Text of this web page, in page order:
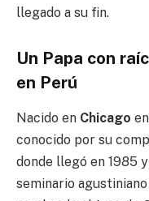
llegado a su fin.
Un Papa con
en Perú
Nacido en Chicago
conocido por su
donde llegó en 1985
seminario agustiniano